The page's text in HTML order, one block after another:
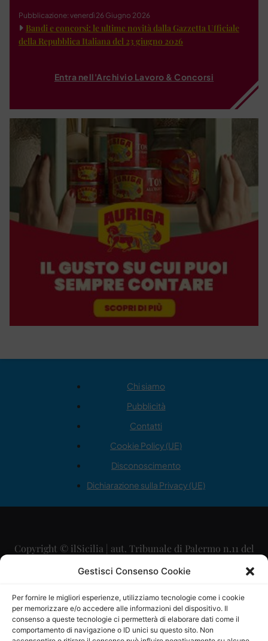
Gestisci Consenso Cookie
Per fornire le migliori esperienze, utilizziamo tecnologie come i cookie
per memorizzare e/o accedere alle informazioni del dispositivo. Il
consenso a queste tecnologie ci permetterà di elaborare dati come il
comportamento di navigazione o ID unici su questo sito. Non
Pubblicazione: venerdì 26 Giugno 2026
Bandi e concorsi: le ultime novità dalla Gazzetta Ufficiale
della Repubblica Italiana del 23 giugno 2026
Entra nell'Archivio Lavoro & Concorsi
Chi siamo
Pubblicità
Contatti
Cookie Policy (UE)
Disconoscimento
Dichiarazione sulla Privacy (UE)
Copyright © ilSicilia | aut. Tribunale di Palermo n.11 del
29/09/2015
Direttore Editoriale: Maurizio Scaglione